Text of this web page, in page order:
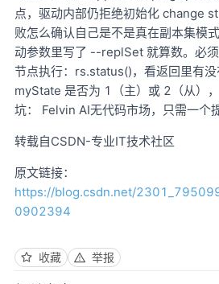
点，驱动内部仍拒绝初始化 change
败怎么确认自己是不是真在副本集模
动参数里写了 --replSet 就算数。必
节点执行：rs.status()，看返回里有没
myState 是否为 1（主）或 2（从）
坑： Felvin AI无代码市场，只需一个
转载自CSDN-专业IT技术社区
原文链接：
https://blog.csdn.net/
0902394
收藏 举报